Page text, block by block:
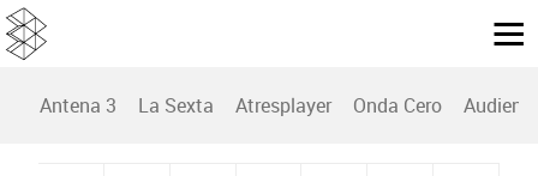
Antena 3 La Sexta Atresplayer Onda Cero